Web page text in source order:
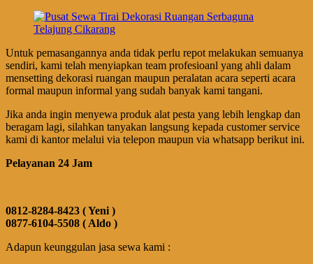
Untuk pemasangannya anda tidak perlu repot melakukan semuanya
sendiri, kami telah menyiapkan team profesioanl yang ahli dalam
mensetting dekorasi ruangan maupun peralatan acara seperti acara
formal maupun informal yang sudah banyak kami tangani.
Jika anda ingin menyewa produk alat pesta yang lebih lengkap dan
beragam lagi, silahkan tanyakan langsung kepada customer service
kami di kantor melalui via telepon maupun via whatsapp berikut ini.
Pelayanan 24 Jam
0812-8284-8423 ( Yeni )
0877-6104-5508 ( Aldo )
Adapun keunggulan jasa sewa kami :